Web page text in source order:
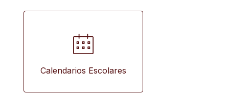
Calendarios Escolares